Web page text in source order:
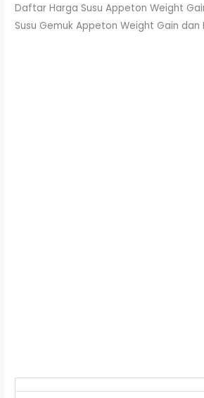
Daftar Harga Susu Appeton Weight
Susu Gemuk Appeton Weight Gain dan